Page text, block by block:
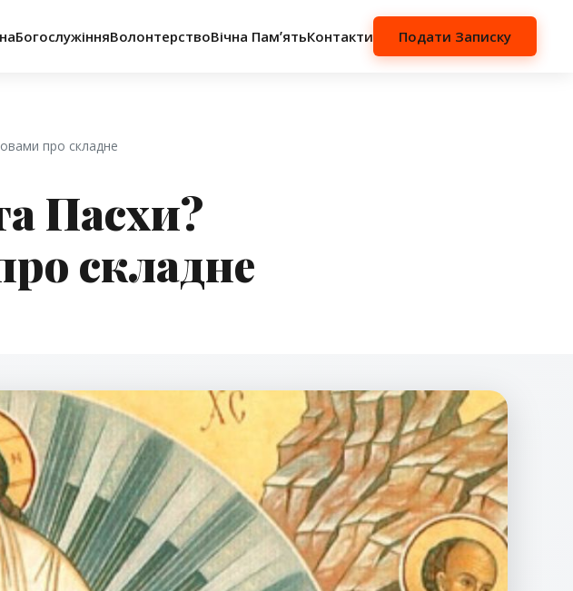
БогослужінняВолонтерствоВічна ПамʼятьКонтакти Подати Записку
про складне
Пасхи?
складне